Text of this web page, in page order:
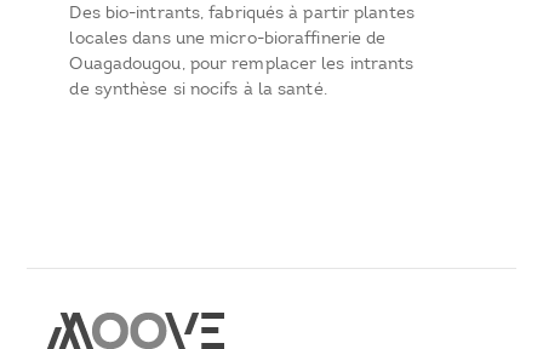
Des bio-intrants, fabriqués à partir plantes
locales dans une micro-bioraffinerie de
Ouagadougou, pour remplacer les intrants
de synthèse si nocifs à la santé.